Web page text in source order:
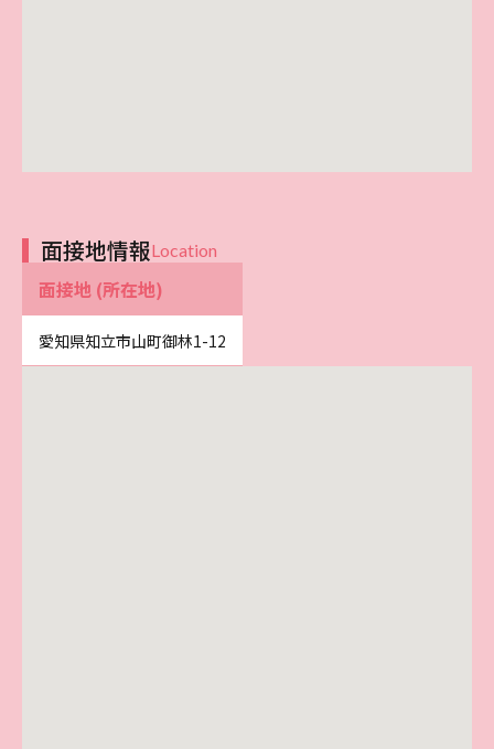
面接地情報Location
面接地 (所在地)
愛知県知立市山町御林1-12